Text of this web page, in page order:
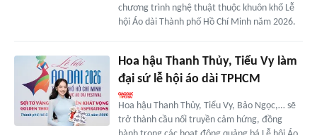
chương trình nghệ thuật thuộc khuôn khổ Lễ
hội Áo dài Thành phố Hồ Chí Minh năm 2026.
Hoa hậu Thanh Thủy, Tiểu Vy làm
đại sứ lễ hội áo dài TPHCM
Hoa hậu Thanh Thủy, Tiểu Vy, Bảo Ngọc,… sẽ
trở thành cầu nối truyền cảm hứng, đồng